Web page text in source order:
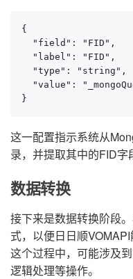
{
  "field": "FID",
  "label": "FID",
  "type": "string",
"value":
}
这一配置指示系统从
录，并提取其中的FID字
数据转换
接下来是数据转换阶段
式，以便日日顺
这个过程中，可能涉及
逻辑处理等操作。